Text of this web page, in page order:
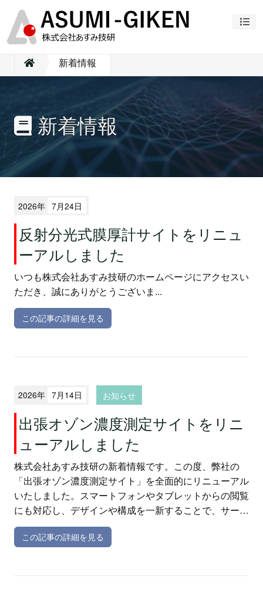
ナビ
新着情報
新着情報
2026年 7月24日
反射分光式膜厚計サイトをリニュ
ーアルしました
いつも株式会社あすみ技研のホームページにアクセスい
ただき、誠にありがとうございま...
この記事の詳細を見る
2026年 7月14日 お知らせ
出張オゾン濃度測定サイトをリニ
ューアルしました
株式会社あすみ技研の新着情報です。この度、弊社の
「出張オゾン濃度測定サイト」を全面的にリニューアル
いたしました。スマートフォンやタブレットからの閲覧
にも対応し、デザインや構成を一新することで、サービ
ス内容をより分かりやすくお伝えしております。これに
伴い変更となった新しいサイトURLもご案内いたしま
この記事の詳細を見る